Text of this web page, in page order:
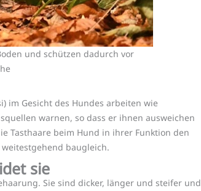
und schützen dadurch vor
im Gesicht des Hundes arbeiten wie
warnen, so dass er ihnen ausweichen
Tasthaare beim Hund in ihrer Funktion den
baugleich.
sie
Sie sind dicker, länger und steifer und